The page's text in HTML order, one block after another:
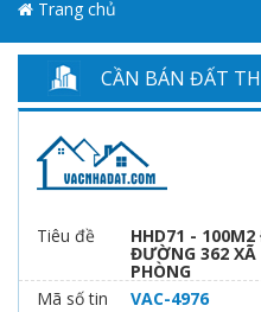
Trang chủ
CẦN BÁN ĐẤT
Tiêu đề HHD71 -
ĐƯỜNG 362
PHÒNG
Mã số tin
VAC-4976